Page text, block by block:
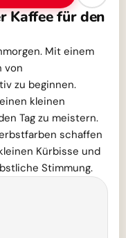
Kaffee für den
Mit einem
von
zu beginnen.
kleinen
Tag zu meistern.
schaffen
Kürbisse und
Stimmung.